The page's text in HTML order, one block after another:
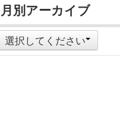
月別アーカイブ
選択してください